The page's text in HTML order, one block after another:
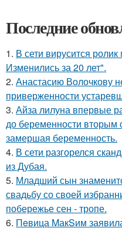
Последние
1. В сети вирусится
Изменились за 20 лет".
2. Анастасию Волочкову
приверженности
3. Айза лилуна впервые
до беременности вторым
замершая беременность.
4. В сети разгорелся
из Дубая.
5. Младший сын
свадьбу со своей
побережье сен - тропе.
6. Пeвица MакSим